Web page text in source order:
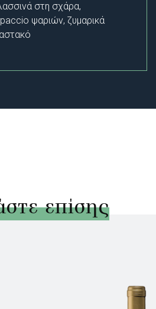
στη σχάρα,
ψαριών, ζυμαρικά
επίσης